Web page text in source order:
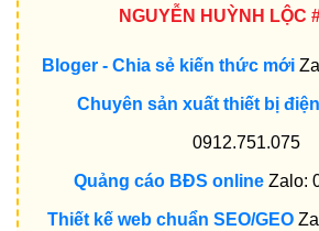
NGUYỄN HUỲNH LỘC
Bloger - Chia sẻ kiến thức mới
Chuyên sản xuất thiết bị
0912.751.075
Quảng cáo BĐS onlineZalo:
Thiết kế web chuẩn SEO/GEO